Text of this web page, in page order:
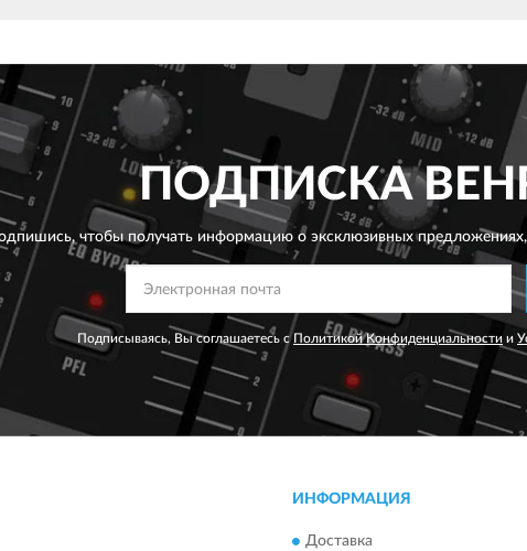
ПОДПИСКА
чтобы получать информацию о эксклюзивных предложениях,
Подписываясь, Вы соглашаетесь сПолитикой Конфиденциальности и
ИНФОРМАЦИЯ
Доставка